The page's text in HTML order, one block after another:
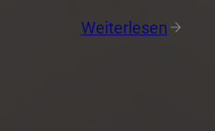
Weiterlesen